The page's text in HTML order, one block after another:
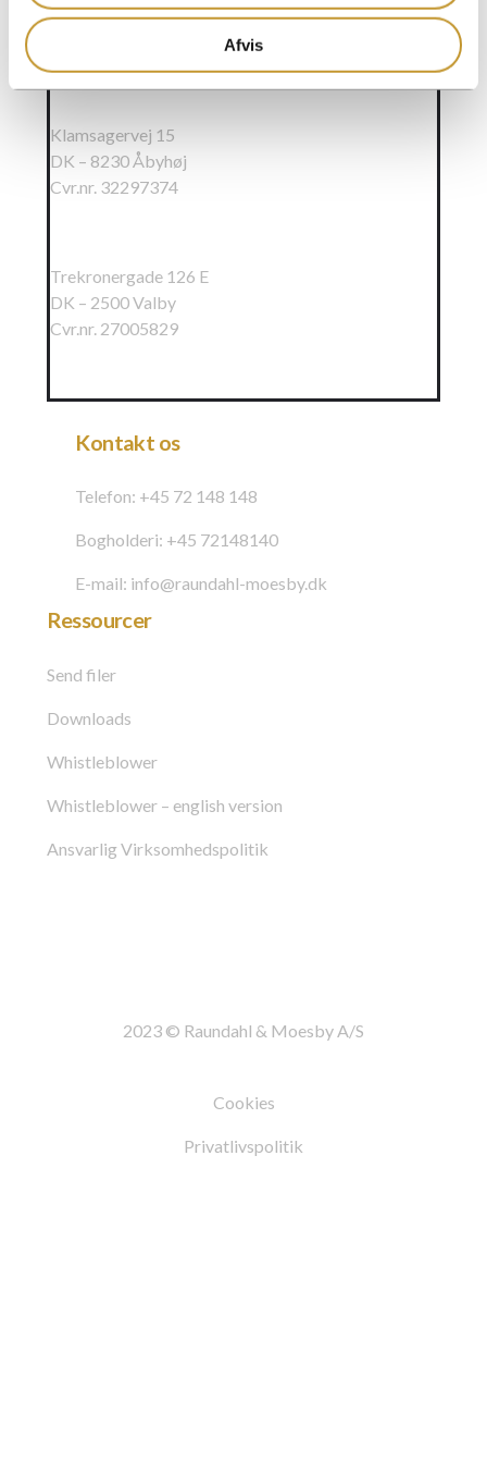
Afvis
Klamsagervej 15
DK – 8230 Åbyhøj
Cvr.nr. 32297374
Trekronergade 126 E
DK – 2500 Valby
Cvr.nr. 27005829
Kontakt os
Telefon: +45 72 148 148
Bogholderi: +45 72148140
E-mail: info@raundahl-moesby.dk
Ressourcer
Send filer
Downloads
Whistleblower
Whistleblower – english version
Ansvarlig Virksomhedspolitik
2023 © Raundahl & Moesby A/S
Cookies
Privatlivspolitik